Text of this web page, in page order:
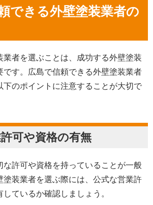
できる外壁塗装業者の
業者を選ぶことは、成功する外壁塗装
です。広島で信頼できる外壁塗装業者
下のポイントに注意することが大切で
可や資格の有無
な許可や資格を持っていることが一般
塗装業者を選ぶ際には、公式な営業許
ているか確認しましょう。